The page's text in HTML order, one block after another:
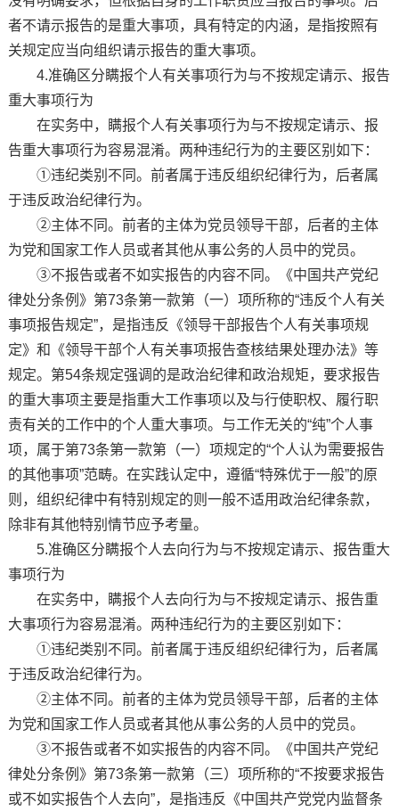
者不请示报告的是重大事项，具有特定的内涵，是指按照有
关规定应当向组织请示报告的重大事项。
4.准确区分瞒报个人有关事项行为与不按规定请示、报告
重大事项行为
在实务中，瞒报个人有关事项行为与不按规定请示、报
告重大事项行为容易混淆。两种违纪行为的主要区别如下：
①违纪类别不同。前者属于违反组织纪律行为，后者属
于违反政治纪律行为。
②主体不同。前者的主体为党员领导干部，后者的主体
为党和国家工作人员或者其他从事公务的人员中的党员。
③不报告或者不如实报告的内容不同。《中国共产党纪
律处分条例》第73条第一款第（一）项所称的“违反个人有关
事项报告规定”，是指违反《领导干部报告个人有关事项规
定》和《领导干部个人有关事项报告查核结果处理办法》等
规定。第54条规定强调的是政治纪律和政治规矩，要求报告
的重大事项主要是指重大工作事项以及与行使职权、履行职
责有关的工作中的个人重大事项。与工作无关的“纯”个人事
项，属于第73条第一款第（一）项规定的“个人认为需要报告
的其他事项”范畴。在实践认定中，遵循“特殊优于一般”的原
则，组织纪律中有特别规定的则一般不适用政治纪律条款，
除非有其他特别情节应予考量。
5.准确区分瞒报个人去向行为与不按规定请示、报告重大
事项行为
在实务中，瞒报个人去向行为与不按规定请示、报告重
大事项行为容易混淆。两种违纪行为的主要区别如下：
①违纪类别不同。前者属于违反组织纪律行为，后者属
于违反政治纪律行为。
②主体不同。前者的主体为党员领导干部，后者的主体
为党和国家工作人员或者其他从事公务的人员中的党员。
③不报告或者不如实报告的内容不同。《中国共产党纪
律处分条例》第73条第一款第（三）项所称的“不按要求报告
或不如实报告个人去向”，是指违反《中国共产党党内监督条